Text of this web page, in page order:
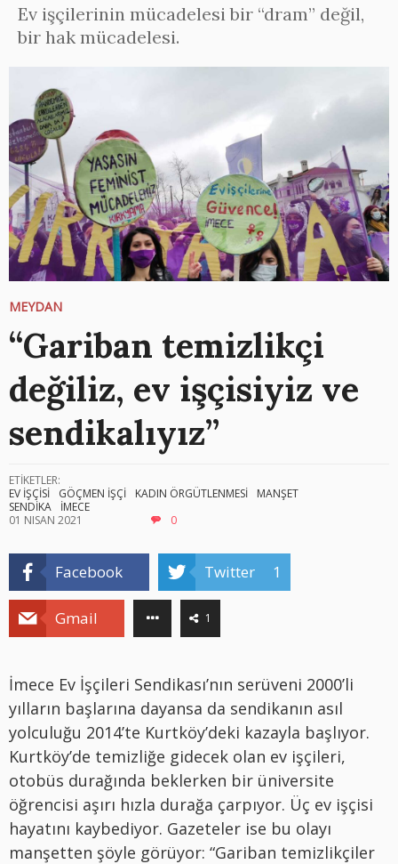
Ev işçilerinin mücadelesi bir “dram” değil,
bir hak mücadelesi.
MEYDAN
“Gariban temizlikçi
değiliz, ev işçisiyiz ve
sendikalıyız”
ETİKETLER:
EV İŞÇİSİ
GÖÇMEN İŞÇİ KADIN ÖRGÜTLENMESİ
MANŞET
SENDİKA
İMECE
01 NISAN 2021
0
Facebook Twitter 1
Gmail 1
İmece Ev İşçileri Sendikası’nın serüveni 2000’li
yılların başlarına dayansa da sendikanın asıl
yolculuğu 2014’te Kurtköy’deki kazayla başlıyor.
Kurtköy’de temizliğe gidecek olan ev işçileri,
otobüs durağında beklerken bir üniversite
öğrencisi aşırı hızla durağa çarpıyor. Üç ev işçisi
hayatını kaybediyor. Gazeteler ise bu olayı
manşetten şöyle görüyor: “Gariban temizlikçiler